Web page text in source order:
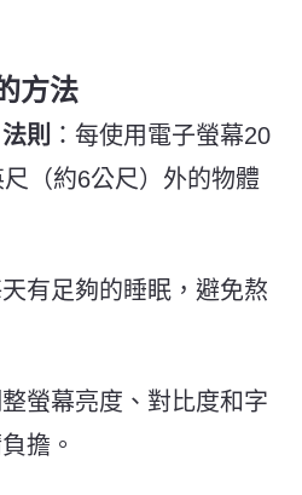
方法
則 ：每使用電子螢幕20
（約6公尺）外的物體
天有足夠的睡眠，避免熬
整螢幕亮度、對比度和字
擔。